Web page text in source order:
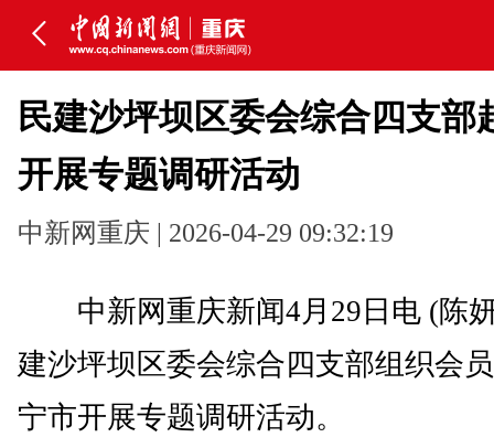
民建沙坪坝区委会综合四支部
开展专题调研活动
中新网重庆 | 2026-04-29 09:32:19
中新网重庆新闻4月29日电 (陈
建沙坪坝区委会综合四支部组织会
宁市开展专题调研活动。